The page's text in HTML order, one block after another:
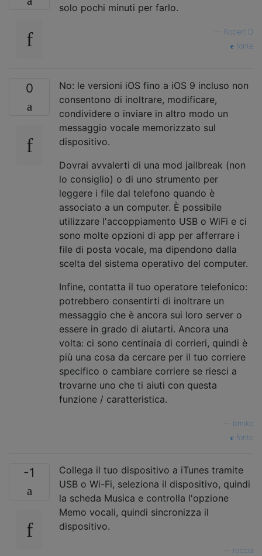
solo pochi minuti per farlo.
Robert D
fonte
0
No: le versioni iOS fino a iOS 9 incluso non
consentono di inoltrare, modificare,
condividere o inviare in altro modo un
messaggio vocale memorizzato sul
dispositivo.
Dovrai avvalerti di una mod jailbreak (non
lo consiglio) o di uno strumento per
leggere i file dal telefono quando è
associato a un computer. È possibile
utilizzare l'accoppiamento USB o WiFi e ci
sono molte opzioni di app per afferrare i
file di posta vocale, ma dipendono dalla
scelta del sistema operativo del computer.
Infine, contatta il tuo operatore telefonico:
potrebbero consentirti di inoltrare un
messaggio che è ancora sui loro server o
essere in grado di aiutarti. Ancora una
volta: ci sono centinaia di corrieri, quindi è
più una cosa da cercare per il tuo corriere
specifico o cambiare corriere se riesci a
trovarne uno che ti aiuti con questa
funzione / caratteristica.
bmike
fonte
-1
Collega il tuo dispositivo a iTunes tramite
USB o Wi-Fi, seleziona il dispositivo, quindi
la scheda Musica e controlla l'opzione
Memo vocali, quindi sincronizza il
dispositivo.
roccia